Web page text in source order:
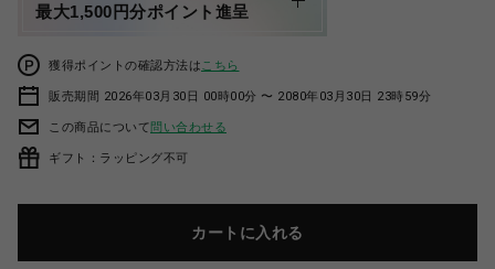
最大1,500円分ポイント進呈
獲得ポイントの確認方法は こちら
販売期間 2026年03月30日 00時00分 〜 2080年03月30日 23時59分
この商品について問い合わせる
ギフト：ラッピング不可
カートに入れる